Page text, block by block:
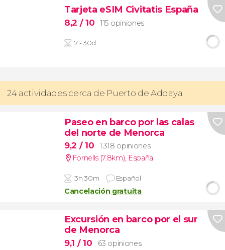
Tarjeta eSIM Civitatis España
8,2 / 10 115 opiniones
7 - 30d
24 actividades cerca de Puerto de Addaya
Paseo en barco por las calas
del norte de Menorca
9,2 / 10
1.318 opiniones
Fornells (7.8km), España
3h 30m Español
Cancelación gratuita
Excursión en barco por el sur
de Menorca
9,1 / 10
63 opiniones